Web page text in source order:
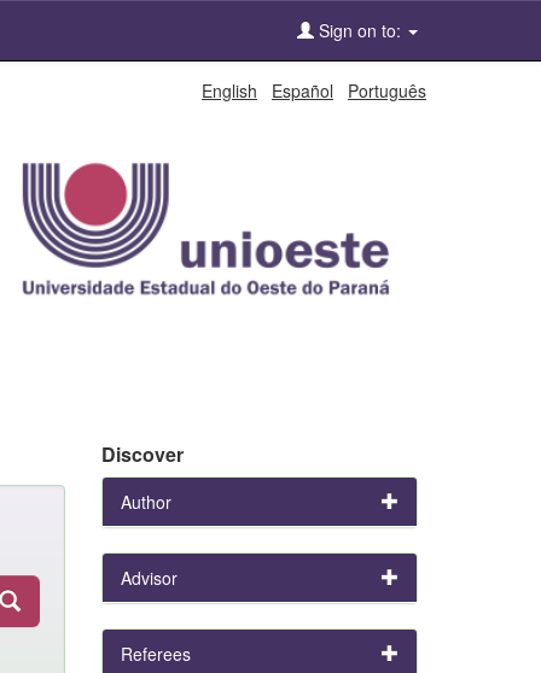
Sign on to:
English Español Português
Discover
Author
Advisor
Referees